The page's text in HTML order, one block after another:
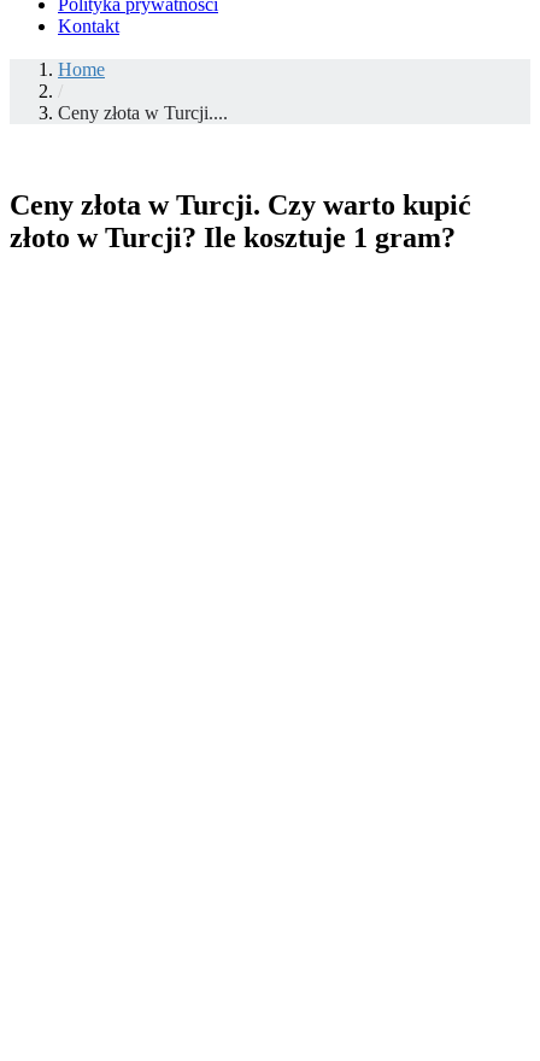
Kontakt
Home
/
Ceny złota w Turcji....
Ceny złota w Turcji. Czy warto kupić
złoto w Turcji? Ile kosztuje 1 gram?